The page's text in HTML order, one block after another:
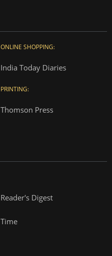
ONLINE SHOPPING:
India Today Diaries
PRINTING:
Thomson Press
Reader's Digest
Time